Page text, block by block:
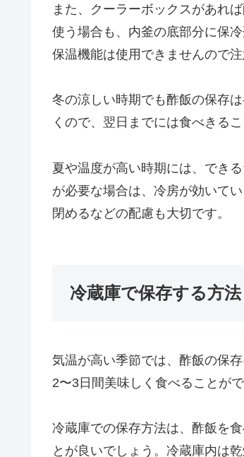
また、クーラーボックスがあれ
使う場合も、内釜の底部分に保
保温機能は使用できませんので注
冬の涼しい時期でも酢飯の保存
くので、翌日までには食べきる
夏や温度が高い時期には、でき
が必要な場合は、冷房が効いて
閉めるなどの配慮も大切です。
冷蔵庫で保存する方法
気温が高い季節では、酢飯の保
2〜3日間美味しく食べることが
冷蔵庫での保存方法は、酢飯を
とが良いでしょう。冷蔵庫内は